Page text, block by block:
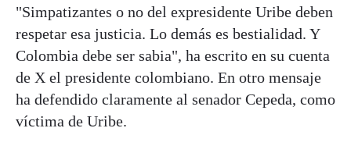
"Simpatizantes o no del expresidente Uribe deben
respetar esa justicia. Lo demás es bestialidad. Y
Colombia debe ser sabia", ha escrito en su cuenta
de X el presidente colombiano. En otro mensaje
ha defendido claramente al senador Cepeda, como
víctima de Uribe.